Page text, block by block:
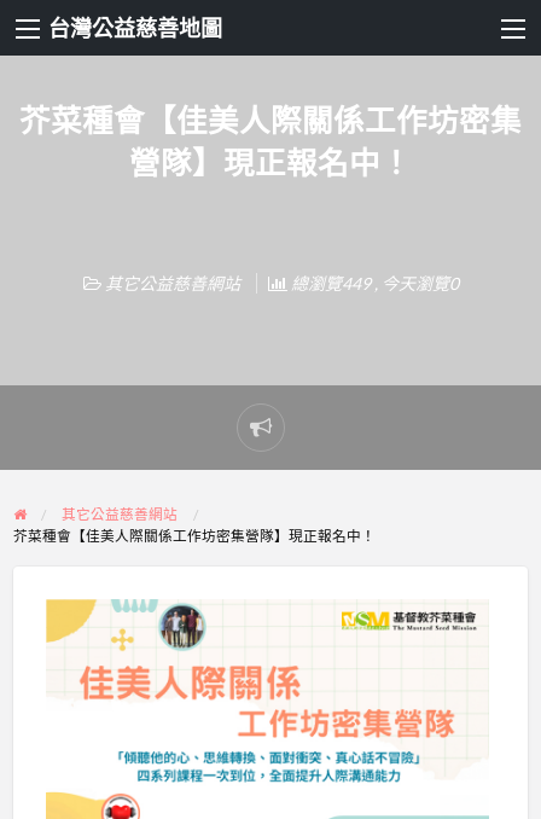
台灣公益慈善地圖
芥菜種會【佳美人際關係工作坊密集
營隊】現正報名中！
其它公益慈善網站 總瀏覽449 , 今天瀏覽0
Report
problem
其它公益慈善網站
芥菜種會【佳美人際關係工作坊密集營隊】現正報名中！